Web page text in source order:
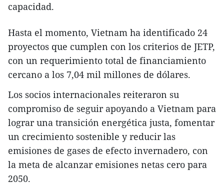
capacidad.
Hasta el momento, Vietnam ha identificado 24
proyectos que cumplen con los criterios de JETP,
con un requerimiento total de financiamiento
cercano a los 7,04 mil millones de dólares.
Los socios internacionales reiteraron su
compromiso de seguir apoyando a Vietnam para
lograr una transición energética justa, fomentar
un crecimiento sostenible y reducir las
emisiones de gases de efecto invernadero, con
la meta de alcanzar emisiones netas cero para
2050.